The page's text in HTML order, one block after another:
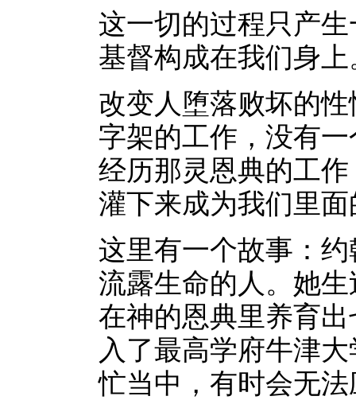
这一切的过程只产
基督构成在我们身
改变人堕落败坏的
字架的工作，没有
经历那灵恩典的工
灌下来成为我们里
这里有一个故事：
流露生命的人。她
在神的恩典里养育
入了最高学府牛津
忙当中，有时会无